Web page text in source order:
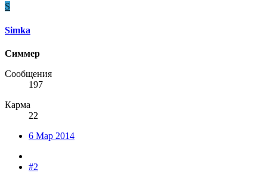
S
Simka
Симмер
Сообщения
197
Карма
22
6 Мар 2014
#2